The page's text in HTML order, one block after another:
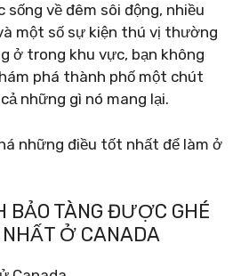
sống về đêm sôi động, nhiều
một số sự kiện thú vị thường
ở trong khu vực, bạn không
phá thành phố một chút
những gì nó mang lại.
những điều tốt nhất để làm ở
BẢO TÀNG ĐƯỢC GHÉ
Ở CANADA